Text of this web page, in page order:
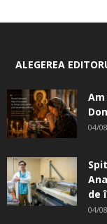
ALEGEREA
04/
de
04/